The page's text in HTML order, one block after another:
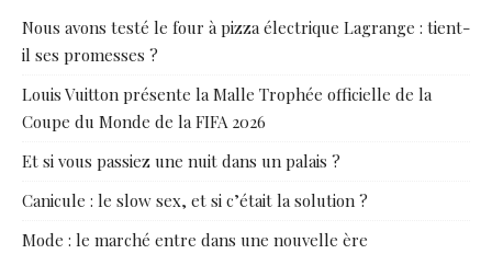
Nous avons testé le four à pizza électrique Lagrange : tient-
il ses promesses ?
Louis Vuitton présente la Malle Trophée officielle de la
Coupe du Monde de la FIFA 2026
Et si vous passiez une nuit dans un palais ?
Canicule : le slow sex, et si c’était la solution ?
Mode : le marché entre dans une nouvelle ère